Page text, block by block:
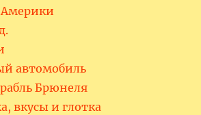
автомобиль
Брюнеля
вкусы и глотка